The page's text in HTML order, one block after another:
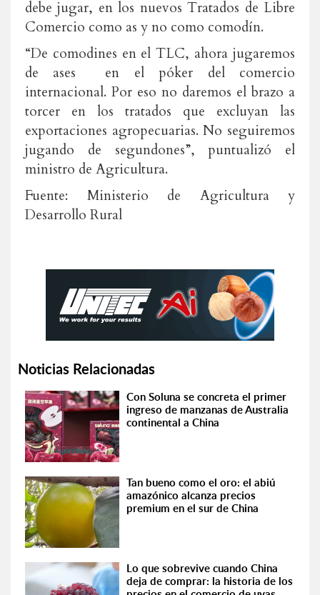
debe jugar, en los nuevos Tratados de Libre
Comercio como as y no como comodín.
“De comodines en el TLC, ahora jugaremos
de ases en el póker del comercio
internacional. Por eso no daremos el brazo a
torcer en los tratados que excluyan las
exportaciones agropecuarias. No seguiremos
jugando de segundones”, puntualizó el
ministro de Agricultura.
Fuente: Ministerio de Agricultura y
Desarrollo Rural
Noticias Relacionadas
Con Soluna se concreta el primer
ingreso de manzanas de Australia
continental a China
Tan bueno como el oro: el abiú
amazónico alcanza precios
premium en el sur de China
Lo que sobrevive cuando China
deja de comprar: la historia de los